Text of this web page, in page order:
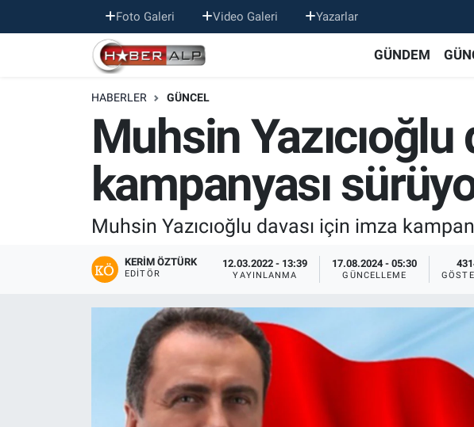
Foto Galeri Video Galeri Yazarlar
GÜNDEM
HABERLER GÜNCEL
Muhsin
kampanyası
Muhsin Yazıcıoğlu davası için imza
KERIM ÖZTÜRK
EDITÖR
12.03.2022 - 13:39
YAYINLANMA
17.08.2024 - 05:30
GÜNCELLEME
Nöbetçi Eczaneler
Hava Durumu
Trafik Durumu
Süper Lig Puan Durumu ve Fikstür
Tüm Manşetler
Son Dakika Haberleri